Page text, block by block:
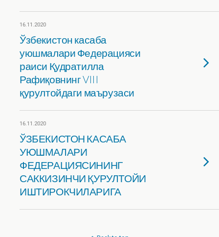
16.11.2020
Ўзбекистон касаба
уюшмалари Федерацияси
раиси Қудратилла
Рафиқовнинг VIII
қурултойдаги маърузаси
16.11.2020
ЎЗБЕКИСТОН КАСАБА
УЮШМАЛАРИ
ФЕДЕРАЦИЯСИНИНГ
САККИЗИНЧИ ҚУРУЛТОЙИ
ИШТИРОКЧИЛАРИГА